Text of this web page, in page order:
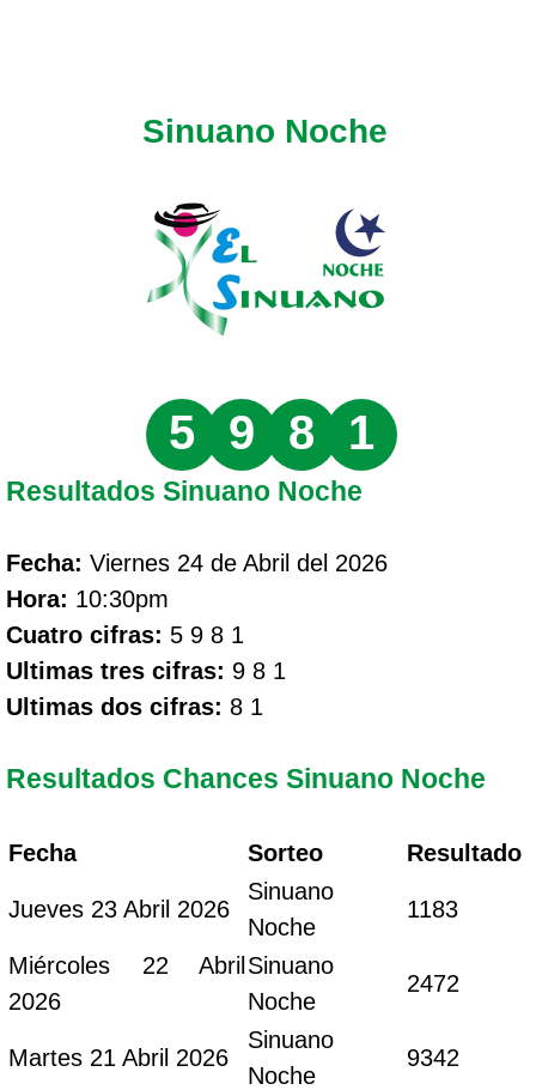
Sinuano Noche
5 9 8 1
Resultados Sinuano Noche
Fecha: Viernes 24 de Abril del 2026
Hora: 10:30pm
Cuatro cifras: 5 9 8 1
Ultimas tres cifras: 9 8 1
Ultimas dos cifras: 8 1
Resultados Chances Sinuano Noche
Fecha Sorteo Resultado
Jueves 23 Abril 2026
Sinuano
Noche
1183
Miércoles 22 Abril
2026
Sinuano
Noche
2472
Martes 21 Abril 2026
Sinuano
Noche
9342